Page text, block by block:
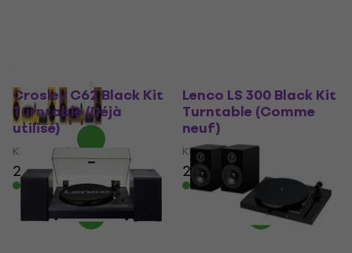
Crosley C62 Black Kit
Turntable (Déjà
utilisé)
Kit Turntable
222 €230 €
En stock
Lenco LS 300 Black Kit
Turntable (Comme
neuf)
Kit Turntable
214 €
En stock